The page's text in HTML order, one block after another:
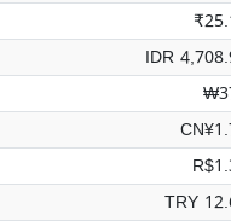
IDR
TRY